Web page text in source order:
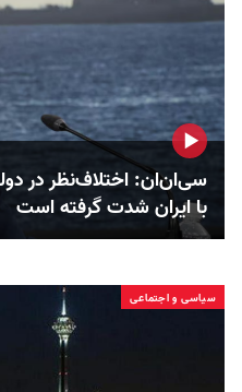
سی‌ان‌ان: اختلاف‌نظر در
با ایران شدت گرفته است
سیاسی و اجتماعی